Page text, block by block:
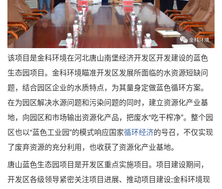
该项目是金科环境在河北唐山南堡经济开发区开发建设的蓝色
生态园项目。金科环境瞄准开发区发展所面临的水资源短缺问
题，结合园区企业的水质特点，为其量身定做蓝色循环方案。
在为园区解决水源问题和污染问题的同时，建立资源化产业基
地，向园区和市场输出资源化产品，把废水“吃干榨净”。整个园
区也以“蓝色工业园”的模式响应国家循环经济的号召，不仅实现
了废弃资源的充分利用，也收获了资源化产业基地。
唐山蓝色生态园项目是开发区重点实施项目。项目建设期间，
开发区各级领导紧密关注项目进展、推动项目建设;金科环境现